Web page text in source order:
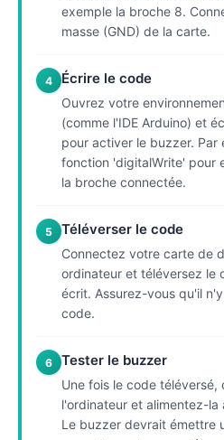
exemple la broche 8.
masse (GND) de la carte.
4 Écrire le code
Ouvrez votre
(comme l'IDE Arduino) et
pour activer le buzzer. Par
fonction 'digitalWrite' pour
la broche connectée.
5 Téléverser le code
Connectez votre carte de
ordinateur et téléversez le
écrit. Assurez-vous qu'il
code.
6 Tester le buzzer
Une fois le code
l'ordinateur et alimentez-la
Le buzzer devrait émettre